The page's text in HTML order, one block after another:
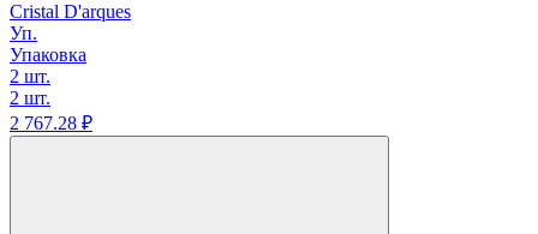
Cristal D'arques
Уп.
Упаковка
2 шт.
2 шт.
2 767.28 ₽